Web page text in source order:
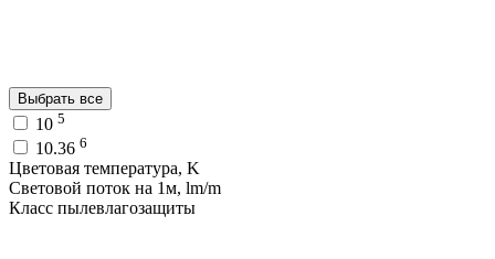
Выбрать все
10 5
10.36 6
Цветовая температура, K
Световой поток на 1м, lm/m
Класс пылевлагозащиты